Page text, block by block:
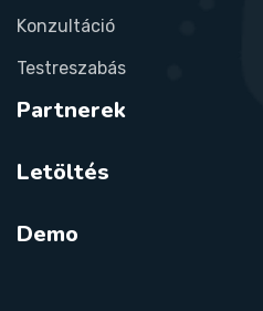
Konzultáció
Testreszabás
Partnerek
Letöltés
Demo